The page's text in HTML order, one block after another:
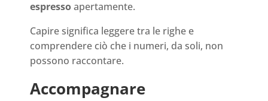
espressoapertamente.
Capire significa leggere tra le righe e
comprendere ciò che i numeri, da soli, non
possono raccontare.
Accompagnare